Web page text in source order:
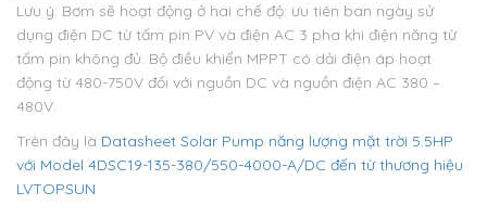
Lưu ý: Bơm sẽ hoạt động ở hai chế độ: ưu tiên ban ngày sử
dụng điện DC từ tấm pin PV và điện AC 3 pha khi điện năng từ
tấm pin không đủ. Bộ điều khiển MPPT có dải điện áp hoạt
động từ 480-750V đối với nguồn DC và nguồn điện AC 380 –
480V.
Trên đây là Datasheet Solar Pump năng lượng mặt trời 5.5HP
với Model 4DSC19-135-380/550-4000-A/DC đến từ thương hiệu
LVTOPSUN